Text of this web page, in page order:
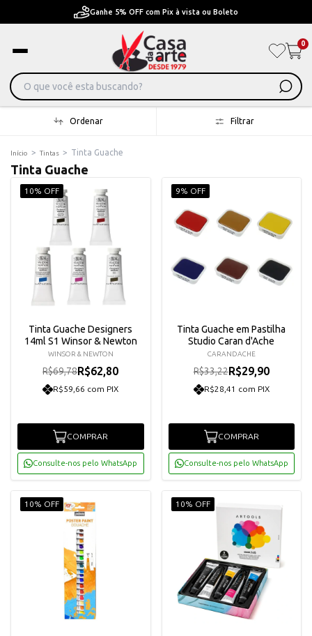
Pague em Até 6x sem juros ou ate 12x com juros
0
Ordenar Filtrar
Início > Tintas > Tinta Guache
Tinta Guache
10% OFF
Tinta Guache Designers
14ml S1 Winsor & Newton
WINSOR & NEWTON
R$69,78R$62,80
R$59,66 com PIX
COMPRAR
Consulte-nos pelo WhatsApp
9% OFF
Tinta Guache em Pastilha
Studio Caran d'Ache
CARANDACHE
R$33,22R$29,90
R$28,41 com PIX
COMPRAR
Consulte-nos pelo WhatsApp
10% OFF 10% OFF